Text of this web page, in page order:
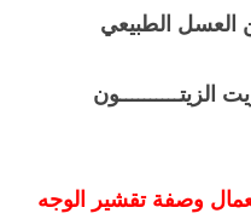
وصفة تقشير الوجه